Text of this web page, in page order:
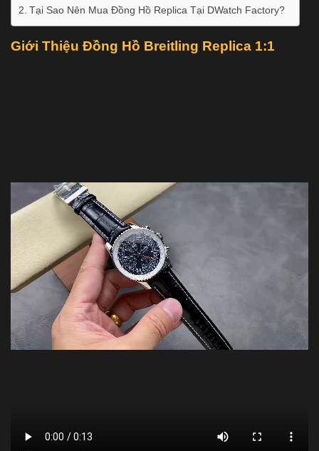
Tại Sao Nên Mua Đồng Hồ Replica Tại DWatch Factory?
Giới Thiệu Đồng Hồ Breitling Replica 1:1